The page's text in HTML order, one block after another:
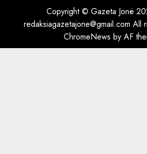
ngjau me
dëshmia e
flet për
plagosën!
Copyright © Gazeta Jonë
redaksiagazetajone@gmail.com All
ChromeNews by AF